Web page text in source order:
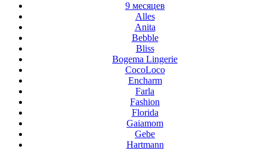
9 месяцев
Alles
Anita
Bebble
Bliss
Bogema Lingerie
CocoLoco
Encharm
Farla
Fashion
Florida
Gaiamom
Gebe
Hartmann